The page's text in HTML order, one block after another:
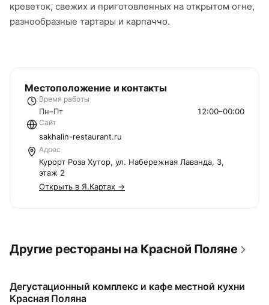
креветок, свежих и приготовленных на открытом огне,
разнообразные тартары и карпаччо.
Местоположение и контакты
Время работы
Пн–Пт 12:00–00:00
Сайт
sakhalin-restaurant.ru
Адрес
Курорт Роза Хутор, ул. Набережная Лаванда, 3,
этаж 2
Открыть в Я.Картах →
Другие рестораны на Красной Поляне
Дегустационный комплекс и кафе местной кухни
Красная Поляна